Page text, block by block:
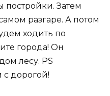
Затем
разгаре. А потом
ходить по
города! Он
лесу. PS
с дорогой!